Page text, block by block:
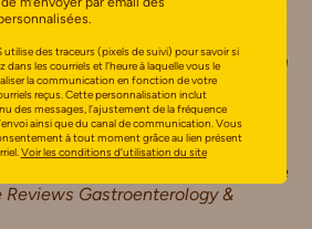
Scientific Association
(ISAPP) consensus
and appropriate use of the term
Gastroenterology &
consensus document: The
on the definition and scope
Reviews Gastroenterology &
des traceurs (pixels de suivi) pour savoir si
les courriels et l’heure à laquelle vous le
la communication en fonction de votre
reçus. Cette personnalisation inclut
des messages, l’ajustement de la fréquence
ainsi que du canal de communication. Vous
à tout moment grâce au lien présent
Voir les conditions d’utilisation du site